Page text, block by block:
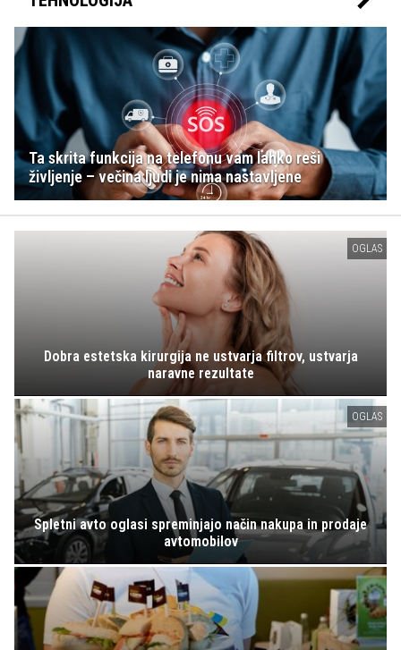
Ta skrita funkcija na telefonu vam lahko reši
življenje – večina ljudi je nima nastavljene
OGLAS
Dobra estetska kirurgija ne ustvarja filtrov, ustvarja
naravne rezultate
OGLAS
Spletni avto oglasi spreminjajo način nakupa in prodaje
avtomobilov